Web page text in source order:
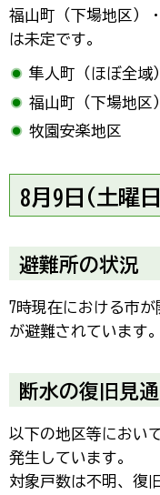
福山町（下場地区）
は未定です。
隼人町（ほぼ全域
福山町（下場地区）
牧園安楽地区
8月9日(土曜
避難所の状況
7時現在における市が
が避難されています。
断水の復旧見
以下の地区等におい
発生しています。
対象戸数は不明、復